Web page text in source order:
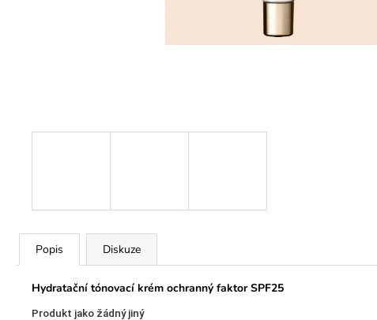
Popis Diskuze
Hydratační tónovací krém ochranný faktor SPF25
Produkt jako žádný jiný